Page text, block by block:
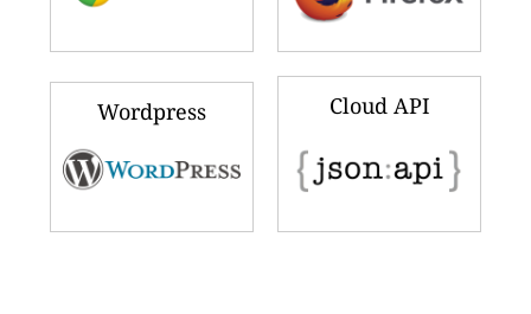
Wordpress Cloud API